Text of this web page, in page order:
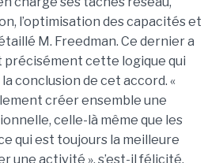
l’optimisation des capacités et
M. Freedman. Ce dernier a
précisément cette logique qui
conclusion de cet accord. «
créer ensemble une
celle-là même que les
qui est toujours la meilleure
une activité », s’est-il félicité.